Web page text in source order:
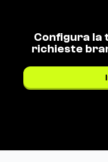
Configura
richieste